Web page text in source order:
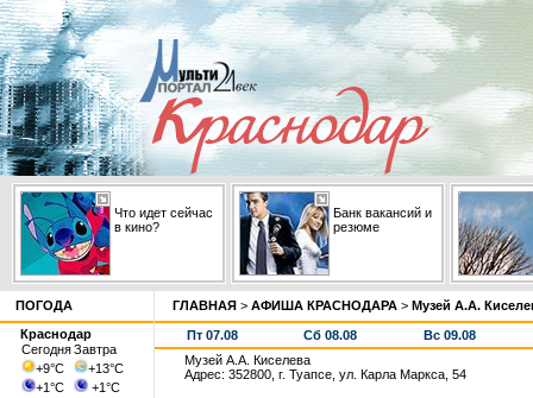
Что идет сейчас
в кино?
Банк вакансий и
резюме
ПОГОДА
Краснодар
СегодняЗавтра
+9°С +13°С
+1°С +1°С
ГЛАВНАЯ > АФИША КРАСНОДАРА > Музей А.А.
Пт 07.08 Сб 08.08
Вс 09.08
Музей А.А. Киселева
Адрес: 352800, г. Туапсе, ул. Карла Маркса, 54